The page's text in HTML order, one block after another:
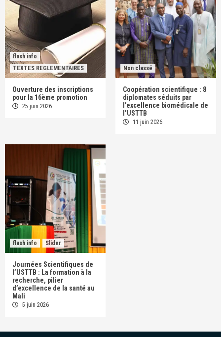
flash info
TEXTES REGLEMENTAIRES
Ouverture des inscriptions
pour la 16ème promotion
25 juin 2026
Non classé
Coopération scientifique : 8
diplomates séduits par
l’excellence biomédicale de
l’USTTB
11 juin 2026
flash info Slider
Journées Scientifiques de
l’USTTB : La formation à la
recherche, pilier
d’excellence de la santé au
Mali
5 juin 2026